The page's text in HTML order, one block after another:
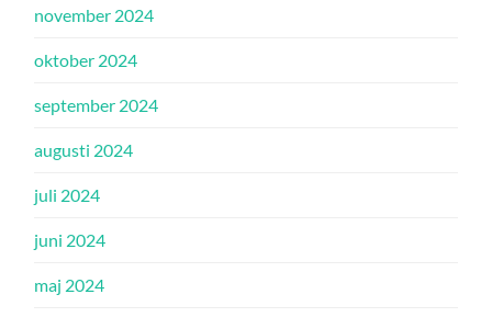
november 2024
oktober 2024
september 2024
augusti 2024
juli 2024
juni 2024
maj 2024